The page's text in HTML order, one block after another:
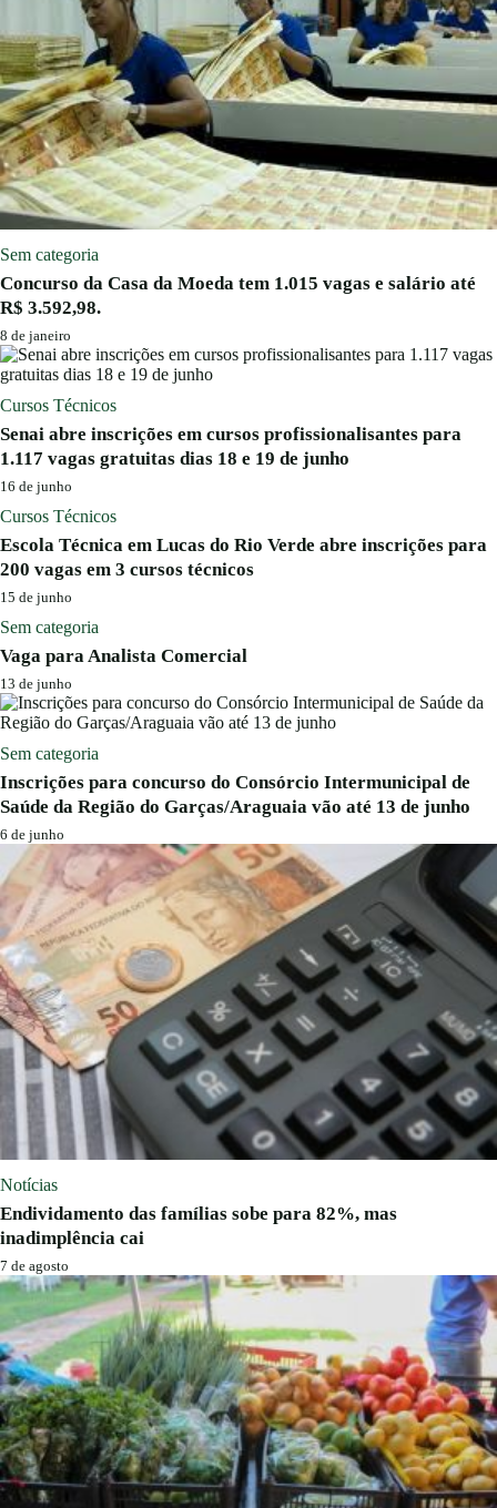
Sem categoria
Concurso da Casa da Moeda tem 1.015 vagas e salário até
R$ 3.592,98.
8 de janeiro
Cursos Técnicos
Senai abre inscrições em cursos profissionalisantes para
1.117 vagas gratuitas dias 18 e 19 de junho
16 de junho
Cursos Técnicos
Escola Técnica em Lucas do Rio Verde abre inscrições para
200 vagas em 3 cursos técnicos
15 de junho
Sem categoria
Vaga para Analista Comercial
13 de junho
Sem categoria
Inscrições para concurso do Consórcio Intermunicipal de
Saúde da Região do Garças/Araguaia vão até 13 de junho
6 de junho
Notícias
Endividamento das famílias sobe para 82%, mas
inadimplência cai
7 de agosto